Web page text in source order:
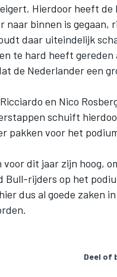
Hierdoor heeft
naar binnen is
daar uiteindelijk
te hard heeft
de Nederlander een
en Nico
schuift
pakken voor het
dit jaar zijn hoog,
Bull-rijders op het
dus al goede zaken
Deel of